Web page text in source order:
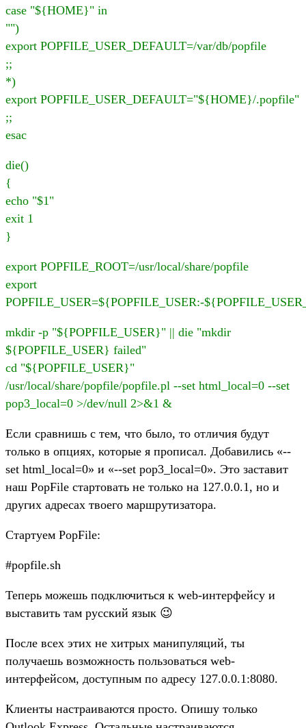
case "${HOME}" in
"")
export POPFILE_USER_DEFAULT=/var/db/popfile
;;
*)
export POPFILE_USER_DEFAULT="${HOME}/.popfile"
;;
esac
die()
{
echo "$1"
exit 1
}
export POPFILE_ROOT=/usr/local/share/popfile
export
POPFILE_USER=${POPFILE_USER:-
mkdir -p "${POPFILE_USER}" || die "mkdir
${POPFILE_USER} failed"
cd "${POPFILE_USER}"
/usr/local/share/popfile/popfile.pl --set html_local=0 --set
pop3_local=0 >/dev/null 2>&1 &
Если сравнишь с тем, что было, то отличия будут
только в опциях, которые я прописал. Добавились «--
set html_local=0» и «--set pop3_local=0». Это заставит
наш PopFile стартовать не только на 127.0.0.1, но и
других адресах твоего маршрутизатора.
Стартуем PopFile:
#popfile.sh
Теперь можешь подключиться к web-интерфейсу и
выставить там русский язык 😉
После всех этих не хитрых манипуляций, ты
получаешь возможность пользоваться web-
интерфейсом, доступным по адресу 127.0.0.1:8080.
Клиенты настраиваются просто. Опишу только